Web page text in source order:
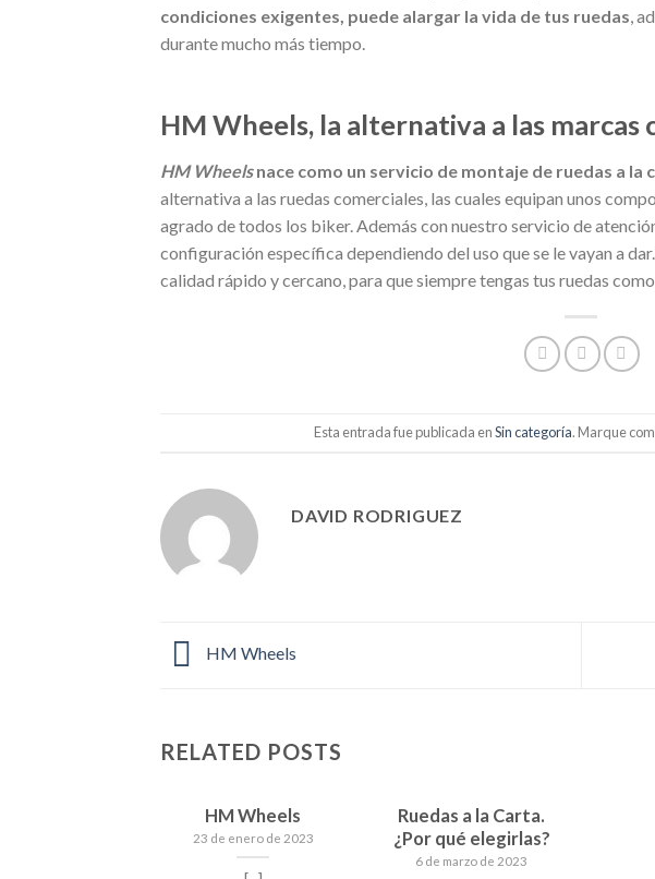
condiciones exigentes, puede alargar la vida de tus ruedas,
durante mucho más tiempo.
HM Wheels, la alternativa a las marcas
HM Wheelsnace como un servicio de montaje de ruedas a la
alternativa a las ruedas comerciales, las cuales equipan unos
agrado de todos los biker. Además con nuestro servicio de
configuración específica dependiendo del uso que se le vayan a
calidad rápido y cercano, para que siempre tengas tus ruedas
Esta entrada fue publicada enSin categoría. Marque
DAVID RODRIGUEZ
HM Wheels
RELATED POSTS
HM Wheels
23 de enero de 2023
Ruedas a la Carta.
¿Por qué elegirlas?
6 de marzo de 2023